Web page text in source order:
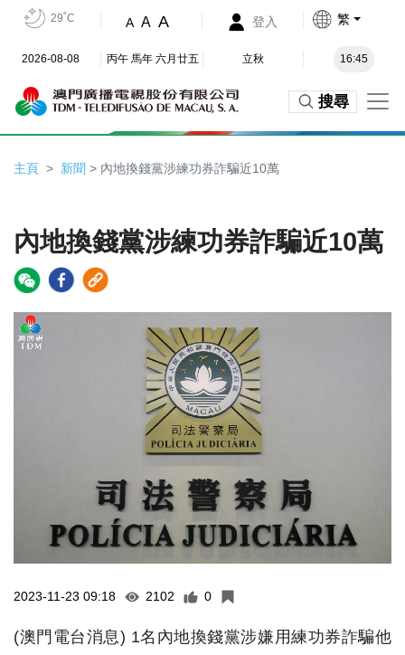
29˚C A A A 登入 繁
2026-08-08 丙午 馬年 六月廿五 立秋 16:45
搜尋
主頁 新聞 > 內地換錢黨涉練功券詐騙近10萬
內地換錢黨涉練功券詐騙近10萬
2023-11-23 09:18 2102 0
(澳門電台消息) 1名內地換錢黨涉嫌用練功券詐騙他